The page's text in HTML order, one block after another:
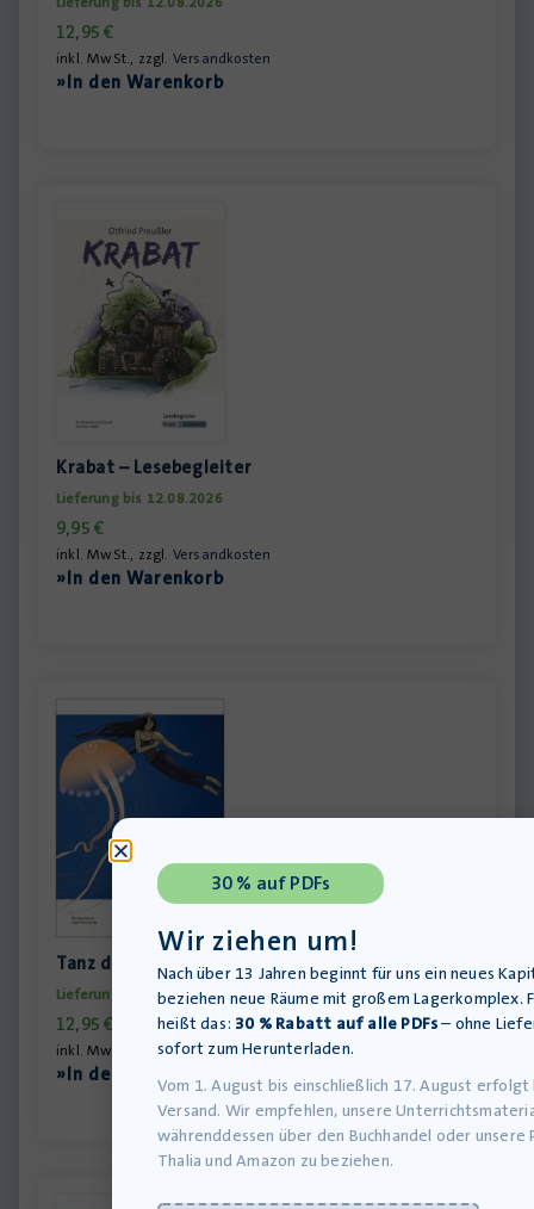
12,95€
inkl. MwSt., zzgl. Versandkosten
»In den Warenkorb
Krabat – Lesebegleiter
Lieferung bis 12.08.2026
9,95 €
inkl. MwSt., zzgl. Versandkosten
»In den Warenkorb
Tanz der Tiefseequalle – Schülerheft
Lieferung bis 12.08.2026
12,95€
inkl. MwSt., zzgl.Versandkosten
»In den Warenkorb
30 % auf PDFs
Wir ziehen um!
Nach über 13 Jahren beginnt für uns ein neues
beziehen neue Räume mit großem Lagerkomplex.
heißt das: 30 % Rabatt auf alle PDFs– ohne
sofort zum Herunterladen.
Vom 1. August bis einschließlich 17. August erfolgt
Versand. Wir empfehlen, unsere
währenddessen über den Buchhandel oder unsere
Thalia und Amazon zu beziehen.